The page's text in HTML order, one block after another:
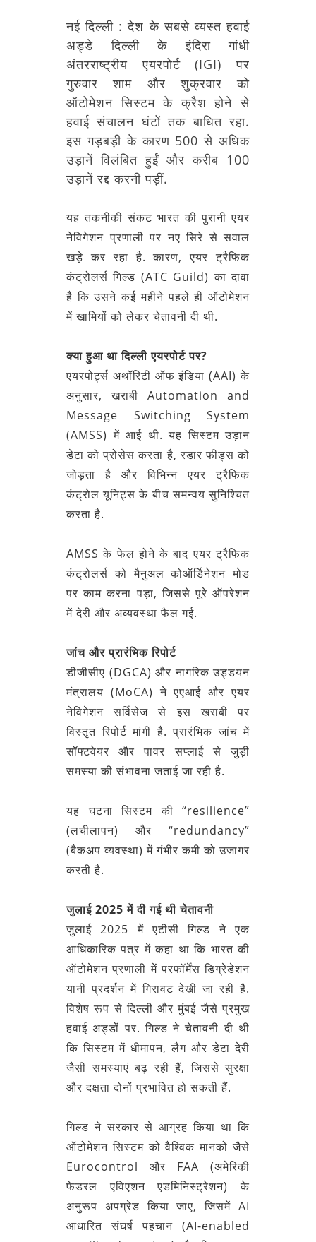
नई दिल्ली :देश के सबसे व्यस्त हवाई
अड्डे दिल्ली के इंदिरा गांधी
अंतरराष्ट्रीय एयरपोर्ट (IGI) पर
गुरुवार शाम और शुक्रवार को
ऑटोमेशन सिस्टम के क्रैश होने से
हवाई संचालनघंटोंतक बाधित रहा.
इस गड़बड़ी के कारण 500 से अधिक
उड़ानेंविलंबित हुईं और करीब 100
उड़ानें रद्द करनी पड़ीं.
यह तकनीकी संकट भारत की पुरानी एयर
नेविगेशन प्रणाली पर नए सिरे से सवाल
खड़े कर रहा है. कारण, एयर ट्रैफिक
कंट्रोलर्स गिल्ड (ATC Guild) का दावा
है कि उसने कई महीने पहले ही ऑटोमेशन
में खामियों को लेकर चेतावनी दी थी.
क्या हुआ था दिल्ली एयरपोर्ट पर?
एयरपोर्ट्स अथॉरिटी ऑफ इंडिया (AAI) के
अनुसार, खराबी Automation and
Message Switching System
(AMSS) में आई थी. यह सिस्टम उड़ान
डेटा को प्रोसेस करता है, रडार फीड्स को
जोड़ता है और विभिन्न एयर ट्रैफिक
कंट्रोल यूनिट्स के बीच समन्वय सुनिश्चित
करता है.
AMSS के फेल होने के बाद एयर ट्रैफिक
कंट्रोलर्स को मैनुअल कोऑर्डिनेशन मोड
पर काम करना पड़ा, जिससे पूरे ऑपरेशन
में देरी और अव्यवस्था फैल गई.
जांच और प्रारंभिक रिपोर्ट
डीजीसीए (DGCA) और नागरिक उड्डयन
मंत्रालय (MoCA) ने एएआई और एयर
नेविगेशन सर्विसेज से इस खराबी पर
विस्तृत रिपोर्ट मांगी है. प्रारंभिक जांच में
सॉफ्टवेयर और पावर सप्लाई से जुड़ी
समस्या की संभावना जताई जा रही है.
यह घटना सिस्टम की “resilience”
(लचीलापन) और “redundancy”
(बैकअप व्यवस्था) में गंभीर कमी को उजागर
करती है.
जुलाई 2025 में दी गई थी चेतावनी
जुलाई 2025 में एटीसी गिल्ड ने एक
आधिकारिक पत्र में कहा था कि भारत की
ऑटोमेशन प्रणाली में परफॉर्मेंस डिग्रेडेशन
यानी प्रदर्शन में गिरावट देखी जा रही है.
विशेष रूप से दिल्ली और मुंबई जैसे प्रमुख
हवाई अड्डों पर. गिल्ड ने चेतावनी दी थी
कि सिस्टम में धीमापन, लैग और डेटा देरी
जैसी समस्याएं बढ़ रही हैं, जिससे सुरक्षा
और दक्षता दोनों प्रभावित हो सकती हैं.
गिल्ड ने सरकार से आग्रह किया था कि
ऑटोमेशन सिस्टम को वैश्विक मानकों जैसे
Eurocontrol और FAA (अमेरिकी
फेडरल एविएशन एडमिनिस्ट्रेशन) के
अनुरूप अपग्रेड किया जाए, जिसमें AI
आधारित संघर्ष पहचान (AI-enabled